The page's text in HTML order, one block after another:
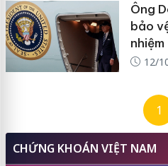
Ông
bảo
nhiệm
12/
1
CHỨNG KHOÁN VIỆT NAM